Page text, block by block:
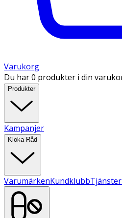
Varukorg
Du har 0 produkter i din
Produkter
Kampanjer
Kloka Råd
VarumärkenKundklubbTjänster